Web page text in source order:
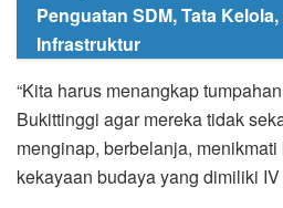
Penguatan SDM, Tata
Infrastruktur
“Kita harus menangkap
Bukittinggi agar mereka tidak
menginap, berbelanja,
kekayaan budaya yang dimiliki IV